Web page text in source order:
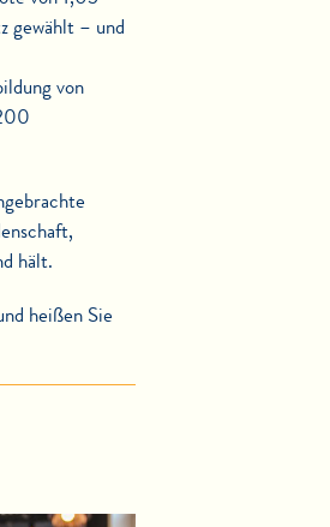
gewählt – und
von
hält.
heißen Sie